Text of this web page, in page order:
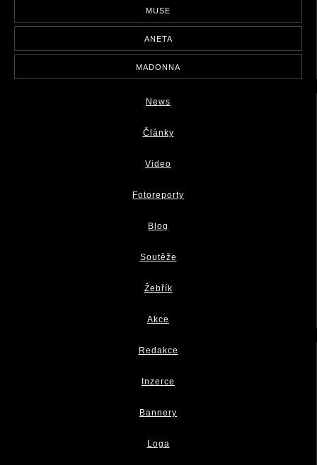
MUSE
ANETA
MADONNA
News
Články
Video
Fotoreporty
Blog
Soutěže
Žebřík
Akce
Redakce
Inzerce
Bannery
Loga